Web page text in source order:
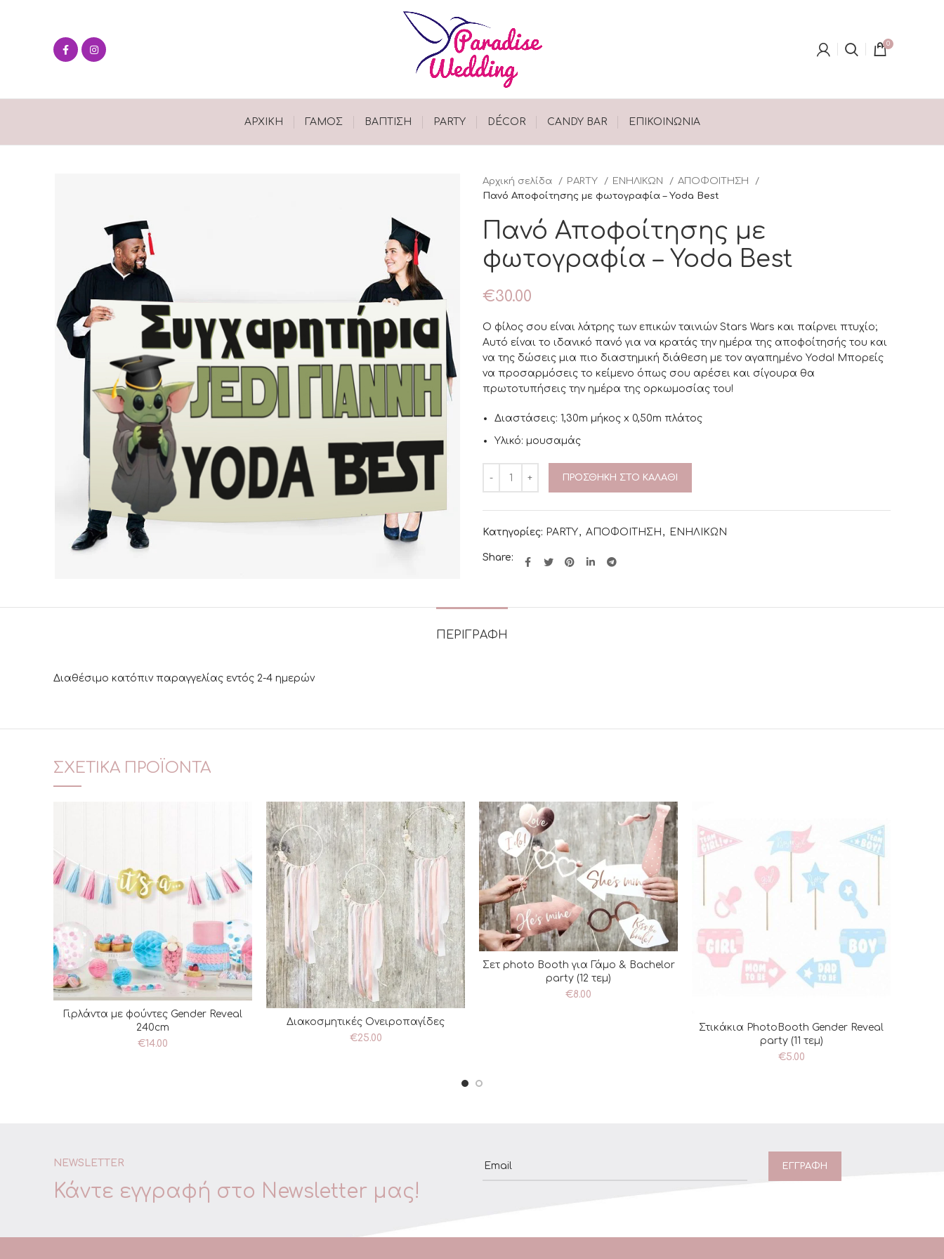
0
ΑΡΧΙΚΉ ΓΑΜΟΣ ΒΑΠΤΙΣΗ PARTY DÉCOR CANDY BAR ΕΠΙΚΟΙΝΩΝΊΑ
Αρχική σελίδα PARTY ΕΝΗΛΙΚΩΝ
ΑΠΟΦΟΙΤΗΣΗ
Πανό Αποφοίτησης με φωτογραφία – Yoda Best
Πανό Αποφοίτησης με
φωτογραφία – Yoda Best
€30.00
Ο φίλος σου είναι λάτρης των επικών ταινιών Stars Wars και παίρνει πτυχίο;
Αυτό είναι το ιδανικό πανό για να κρατάς την ημέρα της αποφοίτησής του και
να της δώσεις μια πιο διαστημική διάθεση με τον αγαπημένο Yoda! Μπορείς
να προσαρμόσεις το κείμενο όπως σου αρέσει και σίγουρα θα
πρωτοτυπήσεις την ημέρα της ορκωμοσίας του!
Διαστάσεις: 1,30m μήκος x 0,50m πλάτος
Υλικό: μουσαμάς
ΠΡΟΣΘΉΚΗ ΣΤΟ ΚΑΛΆΘΙ
Κατηγορίες: PARTY, ΑΠΟΦΟΙΤΗΣΗ , ΕΝΗΛΙΚΩΝ
Share:
ΠΕΡΙΓΡΑΦΉ
Διαθέσιμο κατόπιν παραγγελίας εντός 2-4 ημερών
ΣΧΕΤΙΚΆ ΠΡΟΪΌΝΤΑ
ΠΡΟΣΘΉΚΗ ΣΤΟ ΚΑΛΆΘΙ
Γιρλάντα με φούντες Gender Reveal
240cm
€14.00
ΠΡΟΣΘΉΚΗ ΣΤΟ ΚΑΛΆΘΙ
Διακοσμητικές Ονειροπαγίδες
€25.00
ΠΡΟΣΘΉΚΗ ΣΤΟ ΚΑΛΆΘΙ
Σετ photo Booth για Γάμο & Bachelor
party (12 τεμ)
€8.00
ΠΡΟΣΘΉΚΗ ΣΤΟ ΚΑΛΆΘΙ
Στικάκια PhotoBooth Gender Reveal
party (11 τεμ)
€5.00
NEWSLETTER
Κάντε εγγραφή στο Newsletter μας!